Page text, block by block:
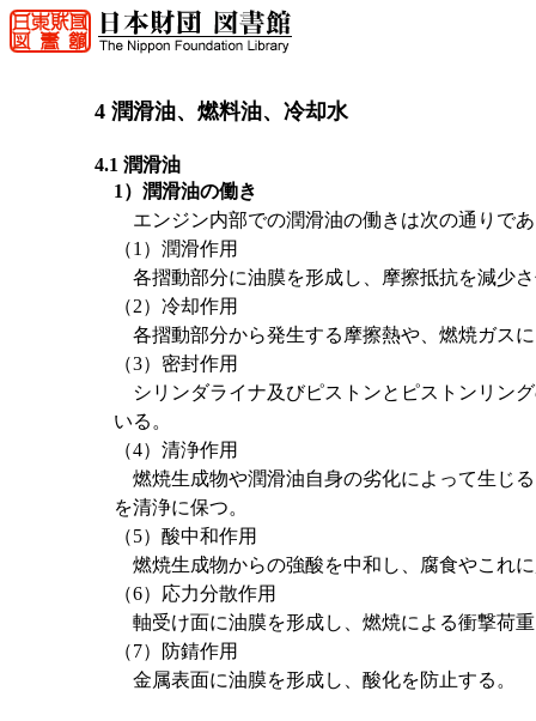
4 潤滑油、燃料油、冷却水
4.1 潤滑油
1）潤滑油の働き
エンジン内部での潤滑油の働きは次の通りで
（1）潤滑作用
各摺動部分に油膜を形成し、摩擦抵抗を減少
（2）冷却作用
各摺動部分から発生する摩擦熱や、燃焼ガス
（3）密封作用
シリンダライナ及びピストンとピストンリン
いる。
（4）清浄作用
燃焼生成物や潤滑油自身の劣化によって生じ
を清浄に保つ。
（5）酸中和作用
燃焼生成物からの強酸を中和し、腐食やこれ
（6）応力分散作用
軸受け面に油膜を形成し、燃焼による衝撃荷
（7）防錆作用
金属表面に油膜を形成し、酸化を防止する。